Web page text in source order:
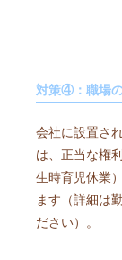
対策④：職場
会社に設置さ
は、正当な権
生時育児休業
ます（詳細は
ださい）。